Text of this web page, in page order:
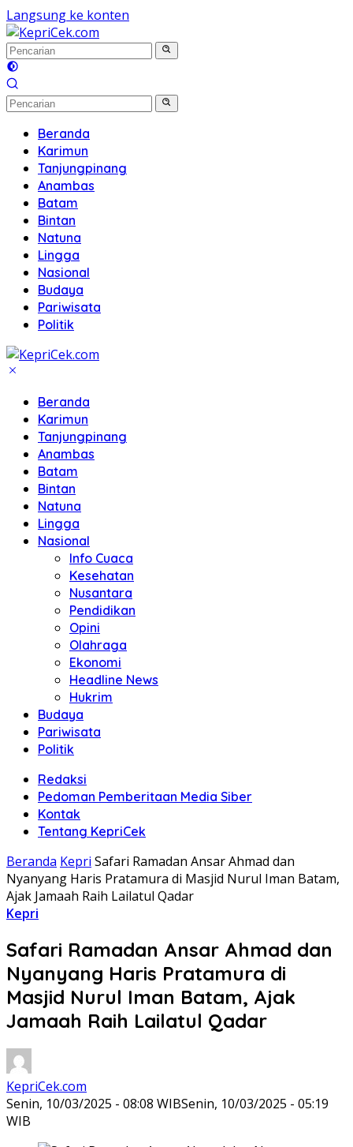
Langsung ke konten
Beranda
Karimun
Tanjungpinang
Anambas
Batam
Bintan
Natuna
Lingga
Nasional
Budaya
Pariwisata
Politik
Beranda
Karimun
Tanjungpinang
Anambas
Batam
Bintan
Natuna
Lingga
Nasional
Info Cuaca
Kesehatan
Nusantara
Pendidikan
Opini
Olahraga
Ekonomi
Headline News
Hukrim
Budaya
Pariwisata
Politik
Redaksi
Pedoman Pemberitaan Media Siber
Kontak
Tentang KepriCek
Beranda Kepri Safari Ramadan Ansar Ahmad dan
Nyanyang Haris Pratamura di Masjid Nurul Iman Batam,
Ajak Jamaah Raih Lailatul Qadar
Kepri
Safari Ramadan Ansar Ahmad dan
Nyanyang Haris Pratamura di
Masjid Nurul Iman Batam, Ajak
Jamaah Raih Lailatul Qadar
KepriCek.com
Senin, 10/03/2025 - 08:08 WIBSenin, 10/03/2025 - 05:19
WIB